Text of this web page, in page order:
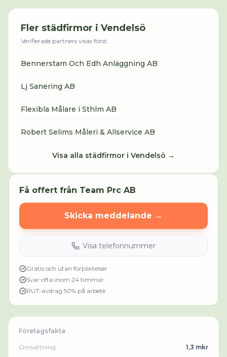
Fler städfirmor i Vendelsö
Verifierade partners visas först.
Bennerstam Och Edh Anläggning AB
Lj Sanering AB
Flexibla Målare i Sthlm AB
Robert Selims Måleri & Allservice AB
Visa alla städfirmor i Vendelsö →
Få offert från Team Prc AB
Skicka meddelande →
Visa telefonnummer
Gratis och utan förpliktelser
Svar ofta inom 24 timmar
RUT-avdrag 50% på arbete
Företagsfakta
Omsättning 1,3 mkr